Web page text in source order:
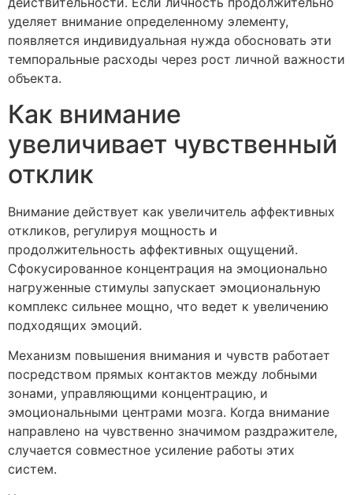
уделяет внимание определенному элементу,
появляется индивидуальная нужда обосновать эти
темпоральные расходы через рост личной важности
объекта.
Как внимание
увеличивает чувственный
отклик
Внимание действует как увеличитель аффективных
откликов, регулируя мощность и
продолжительность аффективных ощущений.
Сфокусированное концентрация на эмоционально
нагруженные стимулы запускает эмоциональную
комплекс сильнее мощно, что ведет к увеличению
подходящих эмоций.
Механизм повышения внимания и чувств работает
посредством прямых контактов между лобными
зонами, управляющими концентрацию, и
эмоциональными центрами мозга. Когда внимание
направлено на чувственно значимом раздражителе,
случается совместное усиление работы этих
систем.